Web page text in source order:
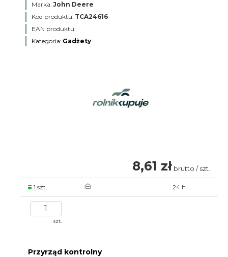
Marka: John Deere
Kod produktu: TCA24616
EAN produktu:
Kategoria: Gadżety
8,61 zł brutto / szt.
1 szt. . 24 h
szt.
Przyrząd kontrolny